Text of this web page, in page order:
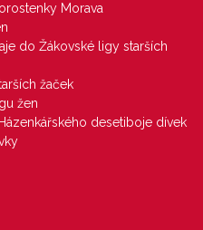
Morava
do Žákovské ligy starších
žaček
žen
desetiboje dívek